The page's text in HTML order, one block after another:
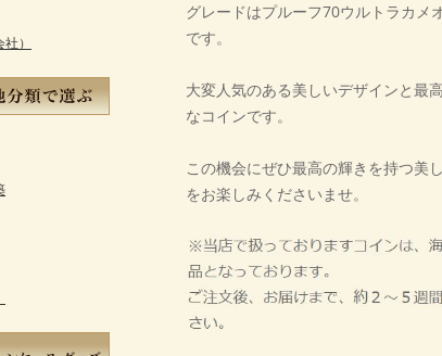
グレードはプルーフ70ウルトラカメ
です。
大変人気のある美しいデザインと最
なコインです。
この機会にぜひ最高の輝きを持つ美
をお楽しみくださいませ。
）